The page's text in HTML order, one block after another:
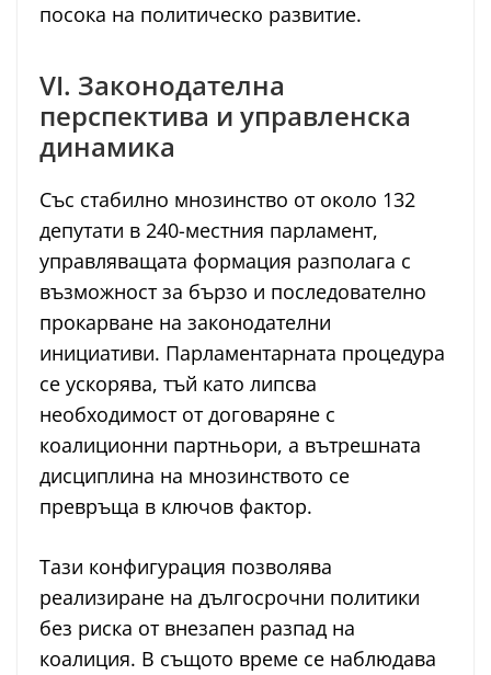
посока на политическо развитие.
VI. Законодателна
перспектива и управленска
динамика
Със стабилно мнозинство от около 132
депутати в 240-местния парламент,
управляващата формация разполага с
възможност за бързо и последователно
прокарване на законодателни
инициативи. Парламентарната процедура
се ускорява, тъй като липсва
необходимост от договаряне с
коалиционни партньори, а вътрешната
дисциплина на мнозинството се
превръща в ключов фактор.
Тази конфигурация позволява
реализиране на дългосрочни политики
без риска от внезапен разпад на
коалиция. В същото време се наблюдава